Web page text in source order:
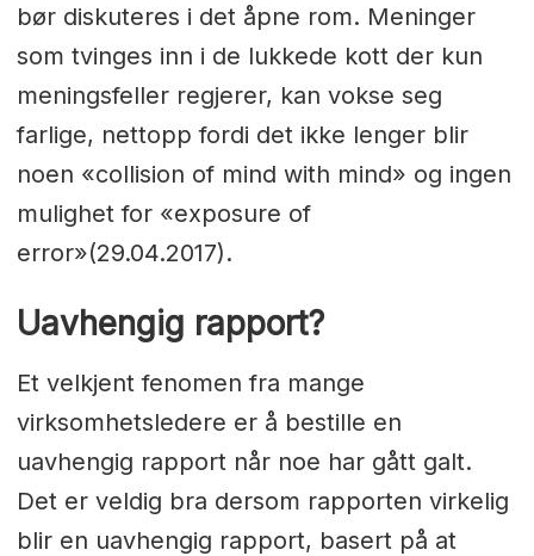
bør diskuteres i det åpne rom. Meninger
som tvinges inn i de lukkede kott der kun
meningsfeller regjerer, kan vokse seg
farlige, nettopp fordi det ikke lenger blir
noen «collision of mind with mind» og ingen
mulighet for «exposure of
error»(29.04.2017).
Uavhengig rapport?
Et velkjent fenomen fra mange
virksomhetsledere er å bestille en
uavhengig rapport når noe har gått galt.
Det er veldig bra dersom rapporten virkelig
blir en uavhengig rapport, basert på at